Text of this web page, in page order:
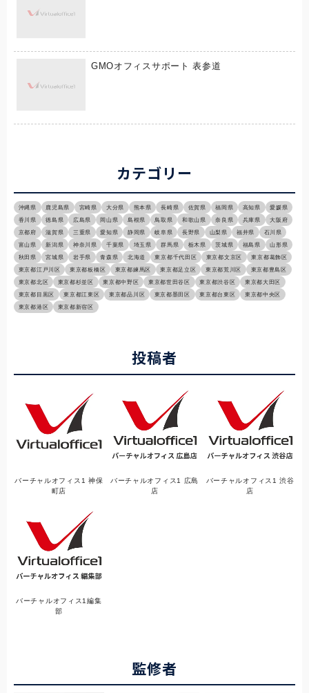
GMOオフィスサポート 表参道
カテゴリー
沖縄県 鹿児島県 宮崎県 大分県 熊本県 長崎県 佐賀県 福岡県 高知県
愛媛県
香川県
徳島県 広島県 岡山県 島根県 鳥取県 和歌山県 奈良県 兵庫県
大阪府
京都府
滋賀県 三重県 愛知県 静岡県 岐阜県 長野県 山梨県 福井県
石川県
富山県
新潟県 神奈川県 千葉県 埼玉県 群馬県 栃木県 茨城県 福島県
山形県
秋田県
宮城県 岩手県 青森県 北海道 東京都千代田区 東京都文京区
東京都葛飾区
東京都江戸川区
東京都板橋区 東京都練馬区 東京都足立区 東京都荒川区
東京都豊島区
東京都北区
東京都杉並区 東京都中野区 東京都世田谷区 東京都渋谷区
東京都大田区
東京都目黒区
東京都江東区 東京都品川区 東京都墨田区 東京都台東区
東京都中央区
東京都港区
東京都新宿区
投稿者
バーチャルオフィス1 神保
町店
バーチャルオフィス1 広島
店
バーチャルオフィス1 渋谷
店
バーチャルオフィス1編集
部
監修者